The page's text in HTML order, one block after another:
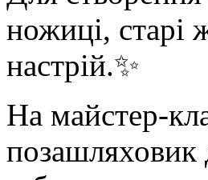
ножиці, старі
настрій.✨
На майстер-
позашляховик